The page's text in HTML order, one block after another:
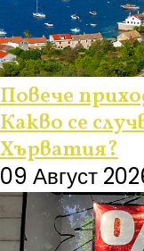
Повече
Какво се
Хърватия?
09 Август